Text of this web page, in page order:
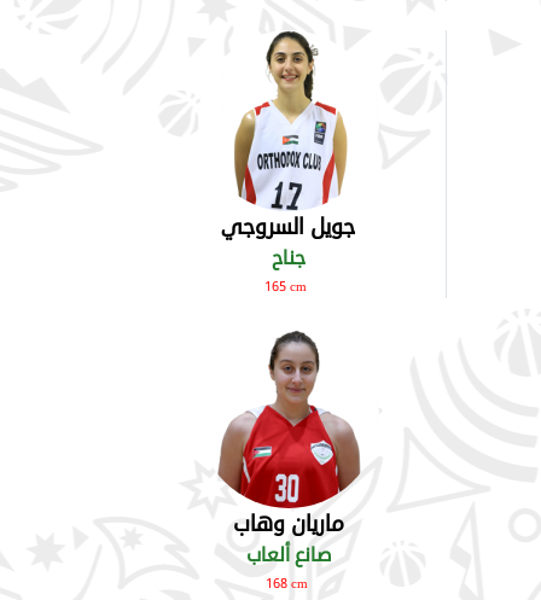
جويل السروجي
جناح
165 cm
ماريان وهاب
صانع ألعاب
168 cm